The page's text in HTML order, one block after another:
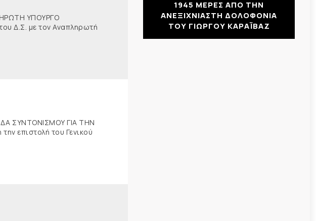
ΥΠΟΥΡΓΟ
Δ.Σ. με τον Αναπληρωτή
ΣΥΝΤΟΝΙΣΜΟΥ ΓΙΑ ΤΗΝ
επιστολή του Γενικού
1945 ΜΕΡΕΣ ΑΠΟ ΤΗΝ
ΑΝΕΞΙΧΝΙΑΣΤΗ ΔΟΛΟΦΟΝΙΑ
ΤΟΥ ΓΙΩΡΓΟΥ ΚΑΡΑΪΒΑΖ